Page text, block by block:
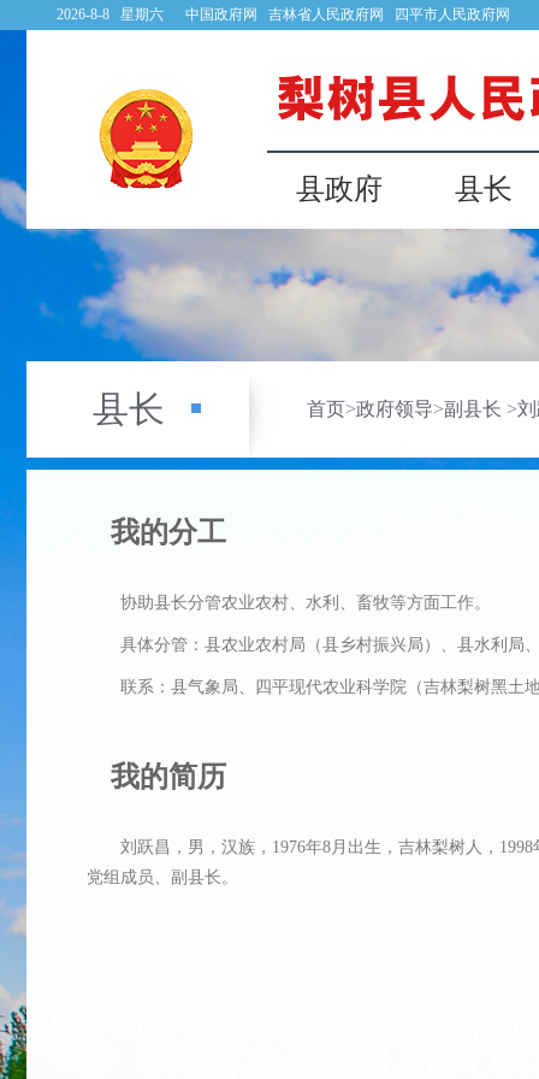
2026-8-8 星期六 中国政府网 吉林省人民政府网 四平市人民政府网
县政府 县长
县长 首页>政府领导>副县长 >
我的分工
协助县长分管农业农村、水利、畜牧等方面工作。
具体分管：县农业农村局（县乡村振兴局）、县水利局
联系：县气象局、四平现代农业科学院（吉林梨树黑土
我的简历
刘跃昌，男，汉族，1976年8月出生，吉林梨树人，1998
党组成员、副县长。